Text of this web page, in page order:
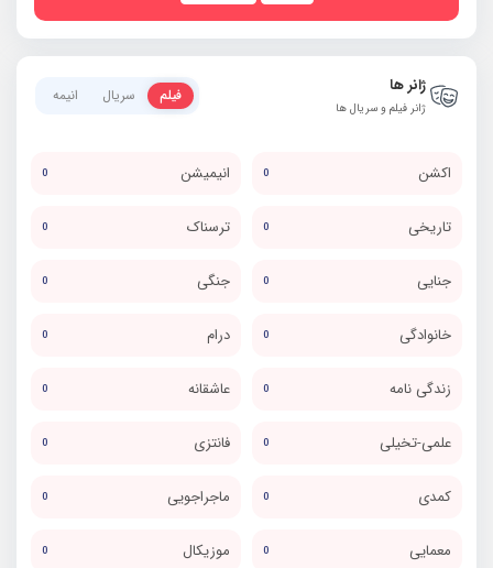
ژانر ها
ژانر فیلم و سریال ها
فیلم سریال انیمه
اکشن 0 انیمیشن 0
تاریخی 0 ترسناک 0
جنایی 0 جنگی 0
خانوادگی 0 درام 0
زندگی نامه 0 عاشقانه 0
علمی-تخیلی 0 فانتزی 0
کمدی 0 ماجراجویی 0
معمایی 0 موزیکال 0